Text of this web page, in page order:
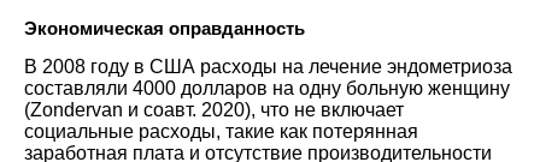
Экономическая оправданность
В 2008 году в США расходы на лечение эндометриоза
составляли 4000 долларов на одну больную женщину
(Zondervan и соавт. 2020), что не включает
социальные расходы, такие как потерянная
заработная плата и отсутствие производительности